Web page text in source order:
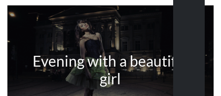
Evening with a beautiful
girl